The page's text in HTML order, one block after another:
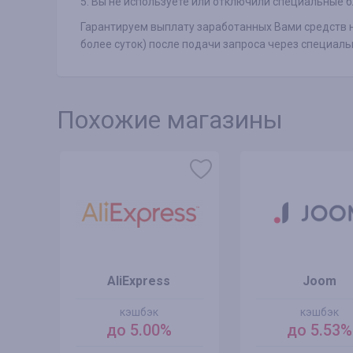
Гарантируем выплату заработанных Вами
более суток) после подачи запроса через
Похожие магазины
AliExpress
кэшбэк
до 5.00%
Joom
кэшбэк
до 5.53%